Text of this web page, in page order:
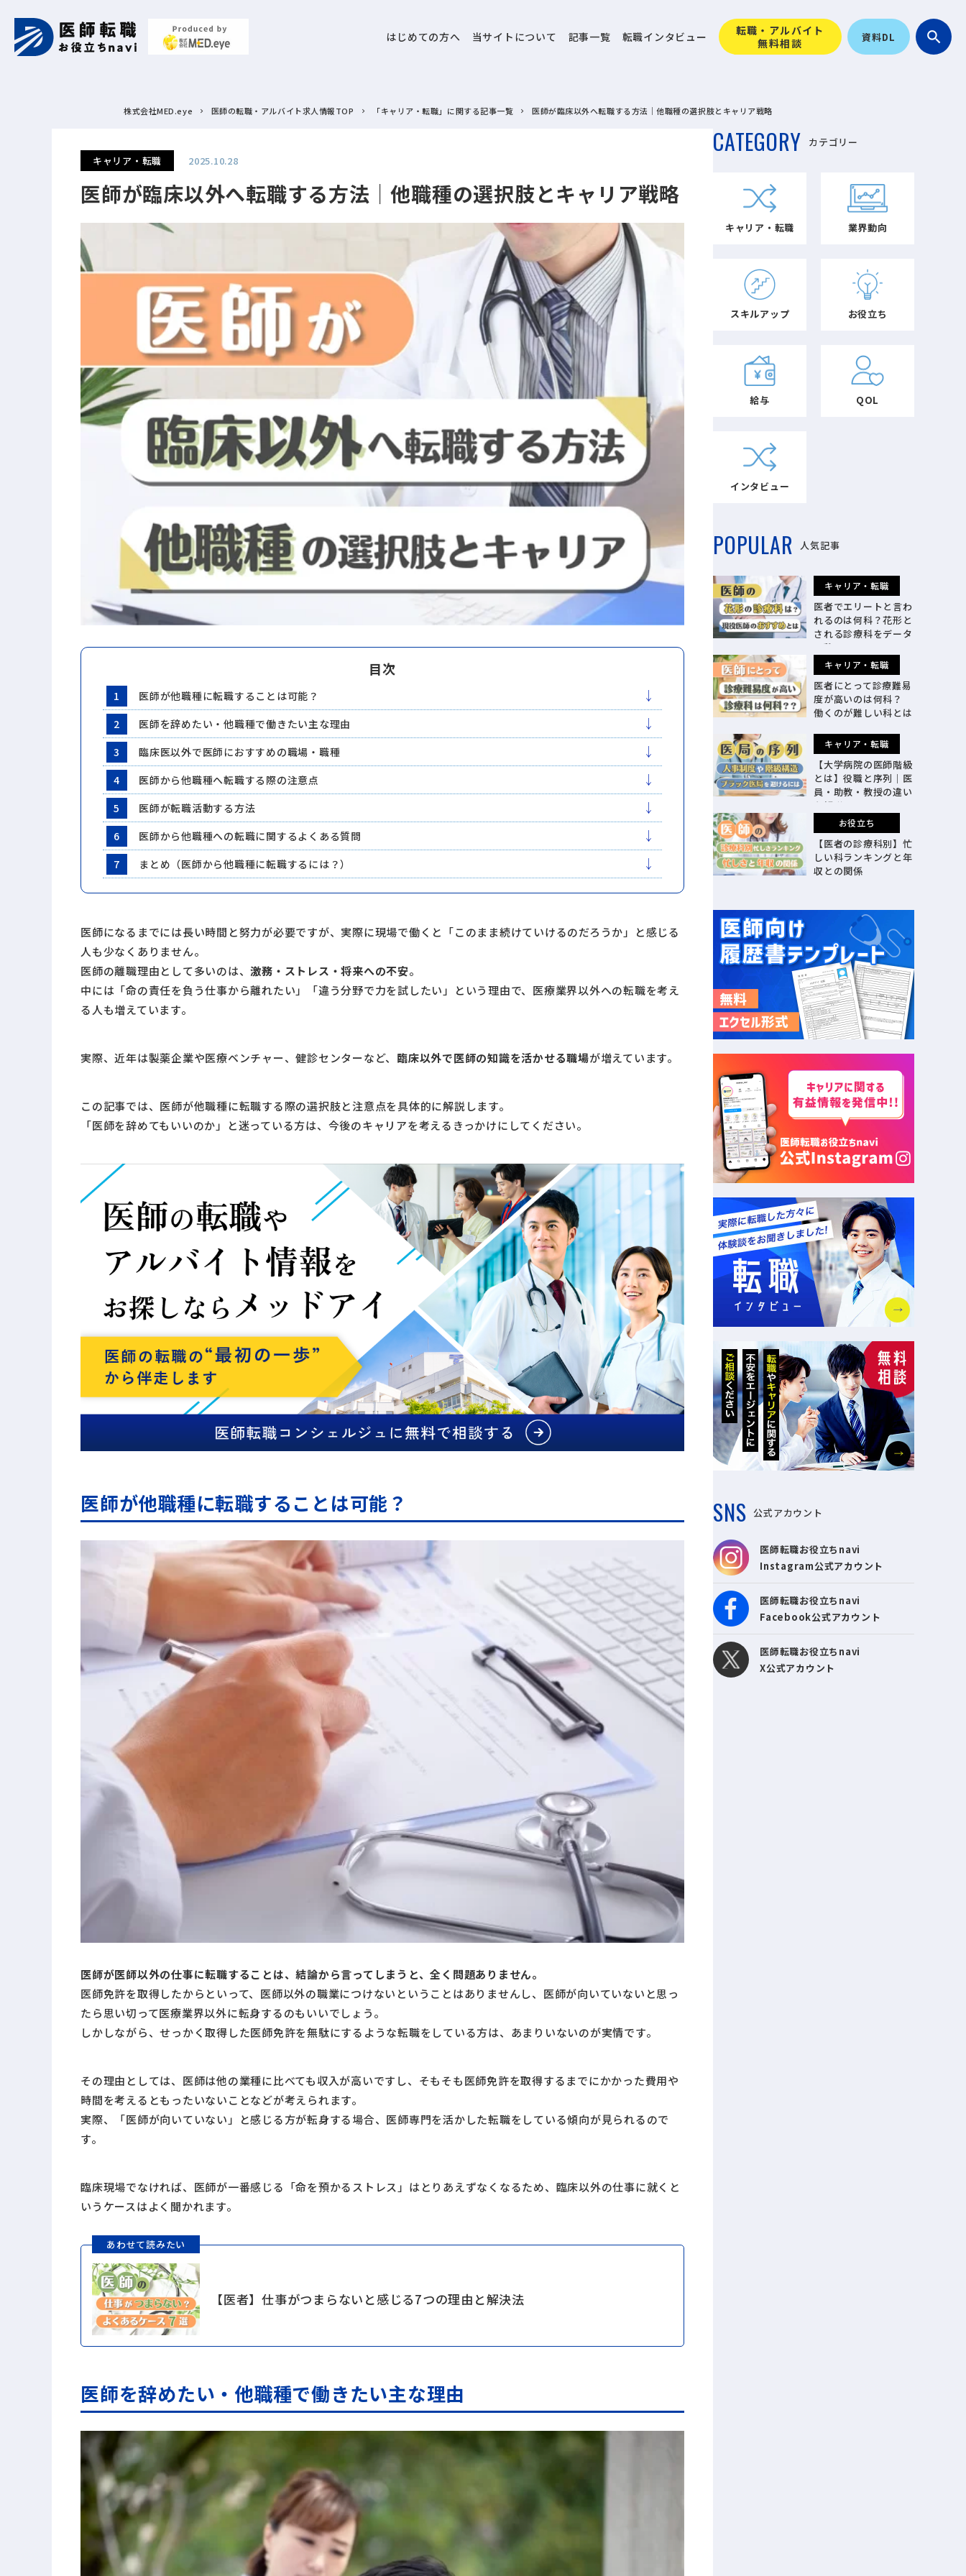
はじめての方へ 当サイトについて 記事一覧 転職インタビュー
転職・アルバイト
無料相談
資料DL search
株式会社MED.eye 医師の転職・アルバイト求人情報TOP 「キャリア・転職」に関する記事一覧 医師が臨床以外へ転職する方法｜他職種の選択肢とキャリア戦略
キャリア・転職 2025.10.28
医師が臨床以外へ転職する方法｜他職種の選択肢とキャリア戦略
目次
1
医師が他職種に転職することは可能？
2
医師を辞めたい・他職種で働きたい主な理由
3
臨床医以外で医師におすすめの職場・職種
4
医師から他職種へ転職する際の注意点
5
医師が転職活動する方法
6
医師から他職種への転職に関するよくある質問
7
まとめ（医師から他職種に転職するには？）
医師になるまでには長い時間と努力が必要ですが、実際に現場で働くと「このまま続けていけるのだろうか」と感じる
人も少なくありません。
医師の離職理由として多いのは、激務・ストレス・将来への不安。
中には「命の責任を負う仕事から離れたい」「違う分野で力を試したい」という理由で、医療業界以外への転職を考え
る人も増えています。
実際、近年は製薬企業や医療ベンチャー、健診センターなど、 臨床以外で医師の知識を活かせる職場が増えています。
この記事では、医師が他職種に転職する際の選択肢と注意点を具体的に解説します。
「医師を辞めてもいいのか」と迷っている方は、今後のキャリアを考えるきっかけにしてください。
医師が他職種に転職することは可能？
医師が医師以外の仕事に転職することは、結論から言ってしまうと、全く問題ありません。
医師免許を取得したからといって、医師以外の職業につけないということはありませんし、医師が向いていないと思っ
たら思い切って医療業界以外に転身するのもいいでしょう。
しかしながら、せっかく取得した医師免許を無駄にするような転職をしている方は、あまりいないのが実情です。
その理由としては、医師は他の業種に比べても収入が高いですし、そもそも医師免許を取得するまでにかかった費用や
時間を考えるともったいないことなどが考えられます。
実際、「医師が向いていない」と感じる方が転身する場合、医師専門を活かした転職をしている傾向が見られるので
す。
臨床現場でなければ、医師が一番感じる「命を預かるストレス」はとりあえずなくなるため、臨床以外の仕事に就くと
いうケースはよく聞かれます。
あわせて読みたい
【医者】仕事がつまらないと感じる7つの理由と解決法
医師を辞めたい・他職種で働きたい主な理由
CATEGORY カテゴリー
キャリア・転職 業界動向
スキルアップ お役立ち
給与 QOL
インタビュー
POPULAR 人気記事
キャリア・転職
医者でエリートと言わ
れるのは何科？花形と
される診療科をデータ
で整理
キャリア・転職
医者にとって診療難易
度が高いのは何科？
働くのが難しい科とは
キャリア・転職
【大学病院の医師階級
とは】役職と序列｜医
員・助教・教授の違い
も解説
お役立ち
【医者の診療科別】忙
しい科ランキングと年
収との関係
SNS 公式アカウント
医師転職お役立ちnavi
Instagram公式アカウント
医師転職お役立ちnavi
Facebook公式アカウント
医師転職お役立ちnavi
X公式アカウント